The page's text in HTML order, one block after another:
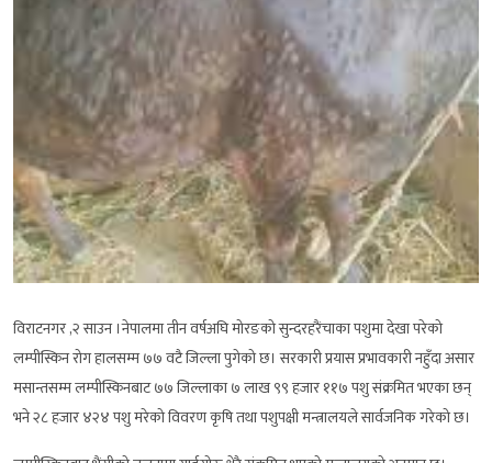
विराटनगर ,२ साउन ।नेपालमा तीन वर्षअघि मोरङको सुन्दरहरैंचाका पशुमा देखा परेको
लम्पीस्किन रोग हालसम्म ७७ वटै जिल्ला पुगेको छ। सरकारी प्रयास प्रभावकारी नहुँदा असार
मसान्तसम्म लम्पीस्किनबाट ७७ जिल्लाका ७ लाख ९९ हजार ११७ पशु संक्रमित भएका छन्
भने २८ हजार ४२४ पशु मरेको विवरण कृषि तथा पशुपक्षी मन्त्रालयले सार्वजनिक गरेको छ।